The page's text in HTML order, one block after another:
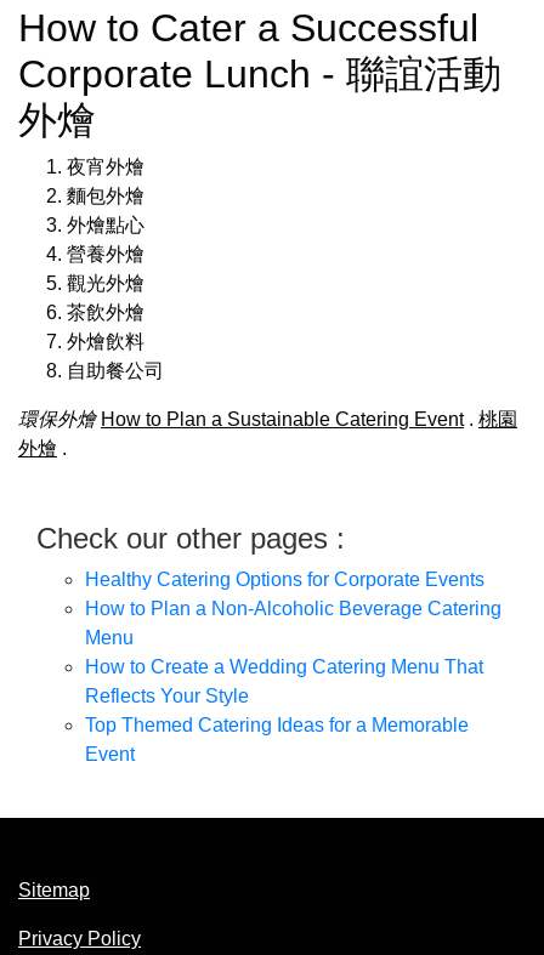
How to Cater a Successful
Corporate Lunch - 聯誼活動
外燴
夜宵外燴
麵包外燴
外燴點心
營養外燴
觀光外燴
茶飲外燴
外燴飲料
自助餐公司
環保外燴 How to Plan a Sustainable Catering Event. 桃園
外燴 .
Check our other pages :
Healthy Catering Options for Corporate Events
How to Plan a Non-Alcoholic Beverage Catering
Menu
How to Create a Wedding Catering Menu That
Reflects Your Style
Top Themed Catering Ideas for a Memorable
Event
Sitemap
Privacy Policy